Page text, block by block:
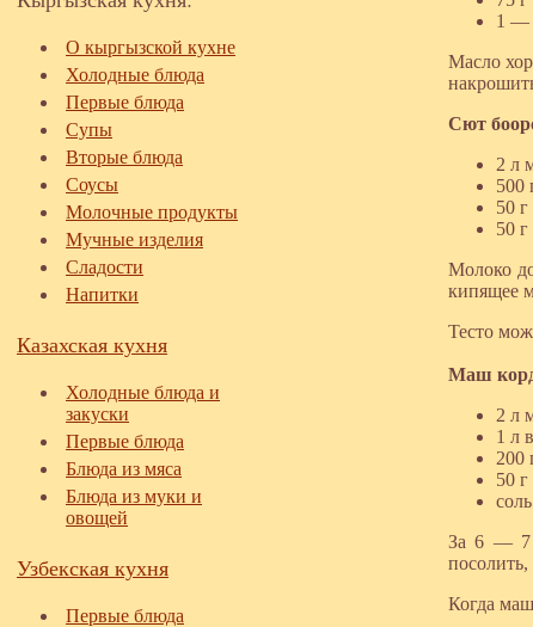
О кыргызской кухне
Холодные блюда
Первые блюда
Супы
Вторые блюда
Соусы
Молочные продукты
Мучные изделия
Сладости
Напитки
Казахская кухня
Холодные блюда и
закуски
Первые блюда
Блюда из мяса
Блюда из муки и
овощей
Узбекская кухня
Первые блюда
1 —
Масло
Сют
2 л
500
50
50
Молоко
кипящее
Тесто
Маш
2 л
1 л
200
50
За 6 — 7
Когда